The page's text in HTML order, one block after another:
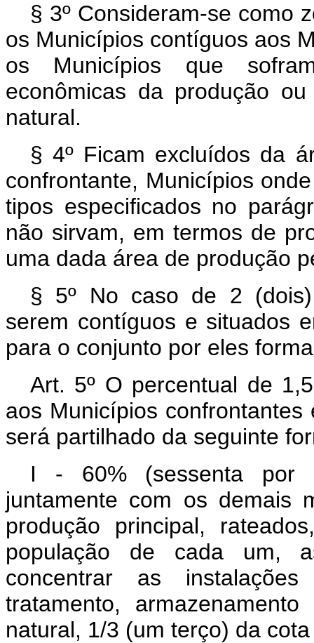
§ 3º Consideram-se como
os Municípios contíguos aos
os Municípios que
econômicas da produção
natural.
§ 4º Ficam excluídos da
confrontante, Municípios
tipos especificados no
não sirvam, em termos de
uma dada área de produção
§ 5º No caso de 2
serem contíguos e situados
para o conjunto por eles
Art. 5º O percentual de
aos Municípios
será partilhado da seguinte
I - 60% (sessenta por
juntamente com os demais
produção principal,
população de cada um,
concentrar as
tratamento,
natural, 1/3 (um terço) da